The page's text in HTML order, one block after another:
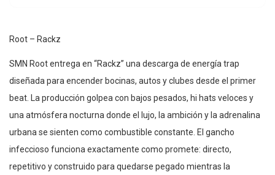
Root – Rackz
SMN Root entrega en “Rackz” una descarga de energía trap
diseñada para encender bocinas, autos y clubes desde el primer
beat. La producción golpea con bajos pesados, hi hats veloces y
una atmósfera nocturna donde el lujo, la ambición y la adrenalina
urbana se sienten como combustible constante. El gancho
infeccioso funciona exactamente como promete: directo,
repetitivo y construido para quedarse pegado mientras la